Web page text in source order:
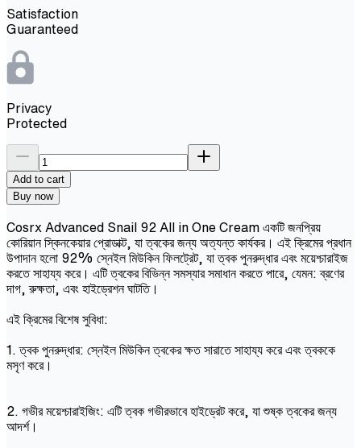
Satisfaction
Guaranteed
Privacy
Protected
Add to cart
Buy now
Cosrx Advanced Snail 92 All in One Cream একটি জনপ্রিয়
কোরিয়ান স্কিনকেয়ার প্রোডাক্ট, যা ত্বকের জন্য অত্যন্ত কার্যকর। এই ক্রিমের প্রধান
উপাদান হলো 92% স্নেইল মিউকিন ফিলট্রেট, যা ত্বক পুনরুদ্ধার এবং ময়েশ্চারাইজ
করতে সাহায্য করে। এটি ত্বকের বিভিন্ন সমস্যার সমাধান করতে পারে, যেমন: ব্রণের
দাগ, রুক্ষতা, এবং হাইড্রেশন ঘাটতি।
এই ক্রিমের বিশেষ সুবিধা:
1. ত্বক পুনরুদ্ধার: স্নেইল মিউকিন ত্বকের ক্ষত সারাতে সাহায্য করে এবং ত্বককে
মসৃণ করে।
2. গভীর ময়েশ্চারাইজিং: এটি ত্বক গভীরভাবে হাইড্রেট করে, যা শুষ্ক ত্বকের জন্য
আদর্শ।